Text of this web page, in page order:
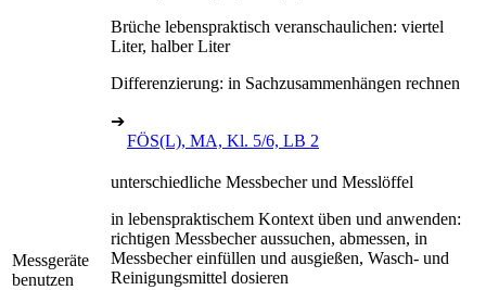
Brüche lebenspraktisch veranschaulichen: viertel
Liter, halber Liter
Differenzierung: in Sachzusammenhängen rechnen
➔
FÖS(L), MA, Kl. 5/6, LB 2
Messgeräte
benutzen
unterschiedliche Messbecher und Messlöffel
in lebenspraktischem Kontext üben und anwenden:
richtigen Messbecher aussuchen, abmessen, in
Messbecher einfüllen und ausgießen, Wasch- und
Reinigungsmittel dosieren